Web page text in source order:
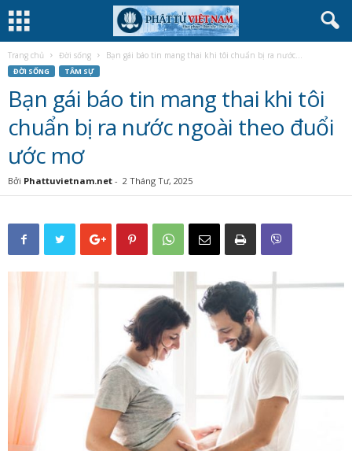
Trang chủ Đời sống Bạn gái báo tin mang thai khi tôi chuẩn bị ra nước...
ĐỜI SỐNG TÂM SỰ
Bạn gái báo tin mang thai khi tôi
chuẩn bị ra nước ngoài theo đuổi
ước mơ
Bởi Phattuvietnam.net - 2 Tháng Tư, 2025